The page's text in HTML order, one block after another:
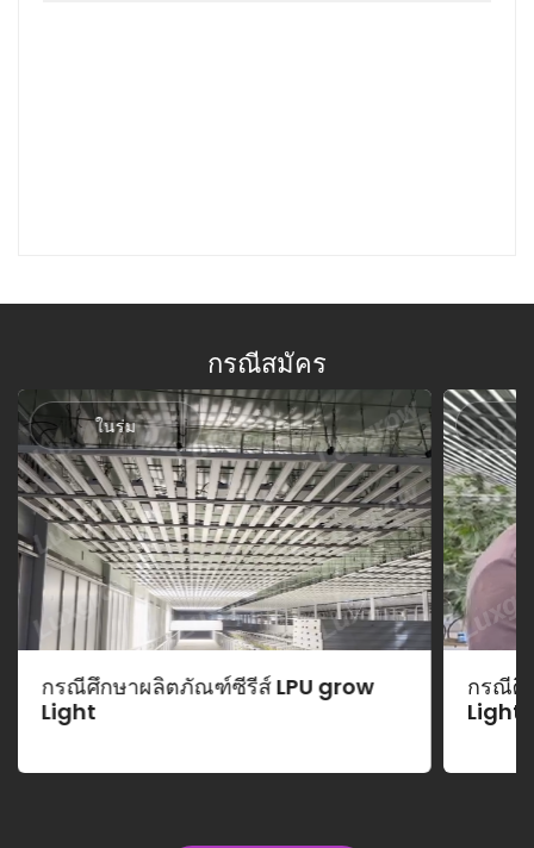
กรณีสมัคร
ในร่ม
กรณีศึกษาผลิตภัณฑ์ซีรีส์ LPU grow
Light
กรณีศึ
Light